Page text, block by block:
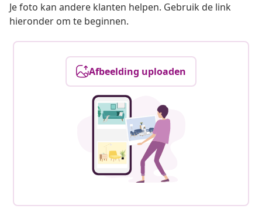
Je foto kan andere klanten helpen. Gebruik de link
hieronder om te beginnen.
Afbeelding uploaden